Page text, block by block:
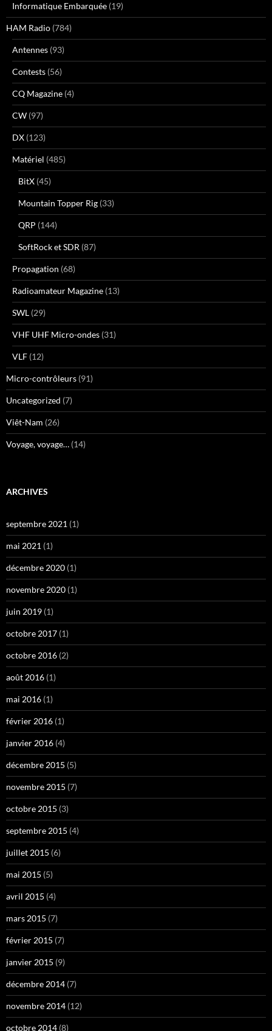
Informatique Embarquée (19)
HAM Radio (784)
Antennes (93)
Contests (56)
CQ Magazine (4)
CW (97)
DX (123)
Matériel (485)
BitX (45)
Mountain Topper Rig (33)
QRP (144)
SoftRock et SDR (87)
Propagation (68)
Radioamateur Magazine (13)
SWL (29)
VHF UHF Micro-ondes (31)
VLF (12)
Micro-contrôleurs (91)
Uncategorized (7)
Viêt-Nam (26)
Voyage, voyage… (14)
ARCHIVES
septembre 2021 (1)
mai 2021 (1)
décembre 2020 (1)
novembre 2020 (1)
juin 2019 (1)
octobre 2017 (1)
octobre 2016 (2)
août 2016 (1)
mai 2016 (1)
février 2016 (1)
janvier 2016 (4)
décembre 2015 (5)
novembre 2015 (7)
octobre 2015 (3)
septembre 2015 (4)
juillet 2015 (6)
mai 2015 (5)
avril 2015 (4)
mars 2015 (7)
février 2015 (7)
janvier 2015 (9)
décembre 2014 (7)
novembre 2014 (12)
octobre 2014 (8)